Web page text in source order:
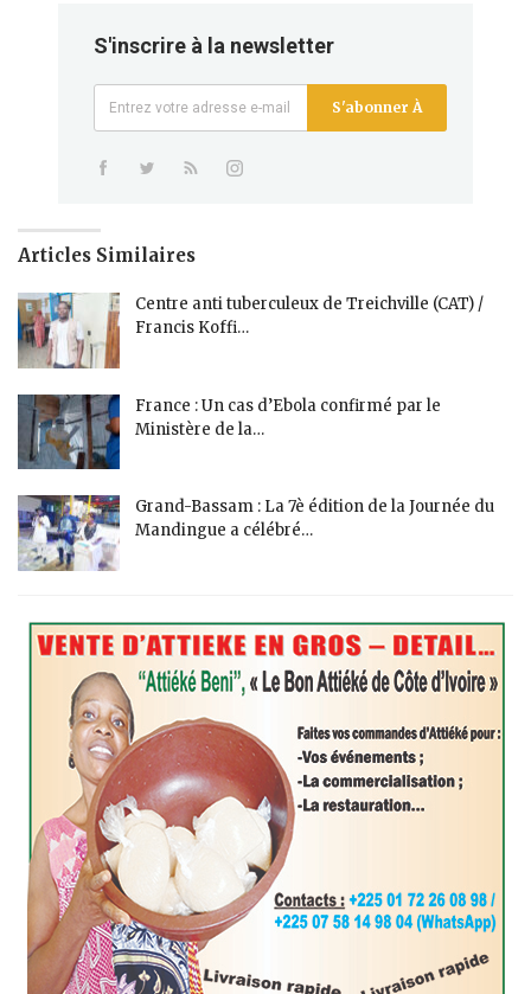
S'inscrire à la newsletter
S'abonner À
Articles Similaires
Centre anti tuberculeux de Treichville (CAT) /
Francis Koffi…
France : Un cas d’Ebola confirmé par le
Ministère de la…
Grand-Bassam : La 7è édition de la Journée du
Mandingue a célébré…